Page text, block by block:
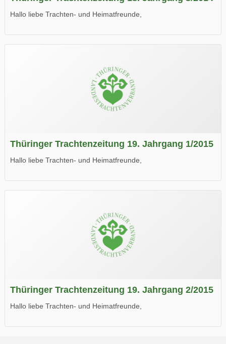
Hallo liebe Trachten- und Heimatfreunde,
Wir wünschen Euch viel Spaß beim Lesen.
Thüringer Trachtenzeitung 19. Jahrgang 1/2015
Hallo liebe Trachten- und Heimatfreunde,
Wir wünschen Euch viel Spaß beim Lesen.
Thüringer Trachtenzeitung 19. Jahrgang 2/2015
Hallo liebe Trachten- und Heimatfreunde,